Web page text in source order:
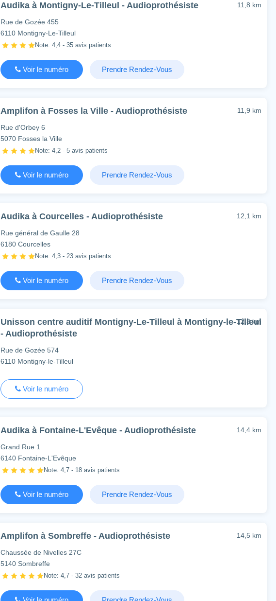
11,8 km
Audika à Montigny-Le-Tilleul - Audioprothésiste
Rue de Gozée 455
6110 Montigny-Le-Tilleul
Note: 4,4 - 35 avis patients
Voir le numéro Prendre Rendez-Vous
11,9 km
Amplifon à Fosses la Ville - Audioprothésiste
Rue d'Orbey 6
5070 Fosses la Ville
Note: 4,2 - 5 avis patients
Voir le numéro Prendre Rendez-Vous
12,1 km
Audika à Courcelles - Audioprothésiste
Rue général de Gaulle 28
6180 Courcelles
Note: 4,3 - 23 avis patients
Voir le numéro Prendre Rendez-Vous
12,3 km
Unisson centre auditif Montigny-Le-Tilleul à Montigny-le-Tilleul
- Audioprothésiste
Rue de Gozée 574
6110 Montigny-le-Tilleul
Voir le numéro
14,4 km
Audika à Fontaine-L'Evêque - Audioprothésiste
Grand Rue 1
6140 Fontaine-L'Evêque
Note: 4,7 - 18 avis patients
Voir le numéro Prendre Rendez-Vous
14,5 km
Amplifon à Sombreffe - Audioprothésiste
Chaussée de Nivelles 27C
5140 Sombreffe
Note: 4,7 - 32 avis patients